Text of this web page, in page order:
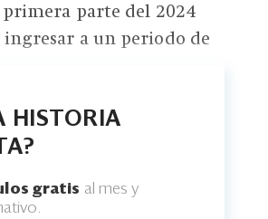
parte del 2024
a un periodo de
HISTORIA
gratis al mes y